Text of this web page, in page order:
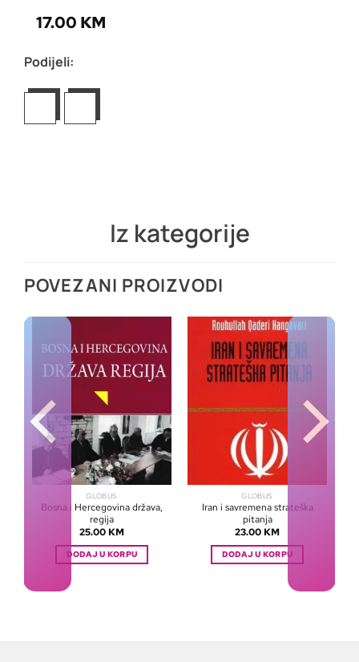
17.00 KM
Podijeli:
Iz kategorije
POVEZANI PROIZVODI
GLOBUS
Bosna i Hercegovina država,
regija
25.00 KM
DODAJ U KORPU
GLOBUS
Iran i savremena strateška
pitanja
23.00 KM
DODAJ U KORPU